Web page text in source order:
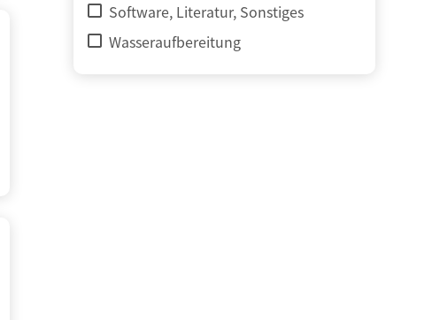
Software, Literatur, Sonstiges
Wasseraufbereitung